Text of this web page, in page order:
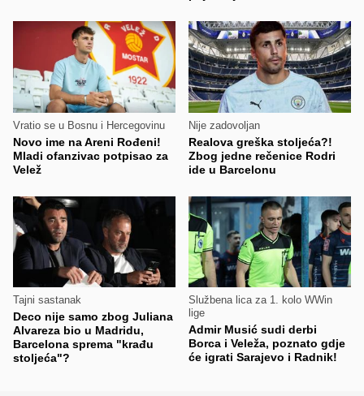
Vratio se u Bosnu i Hercegovinu
Novo ime na Areni Rođeni!
Mladi ofanzivac potpisao za
Velež
Nije zadovoljan
Realova greška stoljeća?!
Zbog jedne rečenice Rodri
ide u Barcelonu
Tajni sastanak
Deco nije samo zbog Juliana
Alvareza bio u Madridu,
Barcelona sprema "krađu
stoljeća"?
Službena lica za 1. kolo WWin
lige
Admir Musić sudi derbi
Borca i Veleža, poznato gdje
će igrati Sarajevo i Radnik!